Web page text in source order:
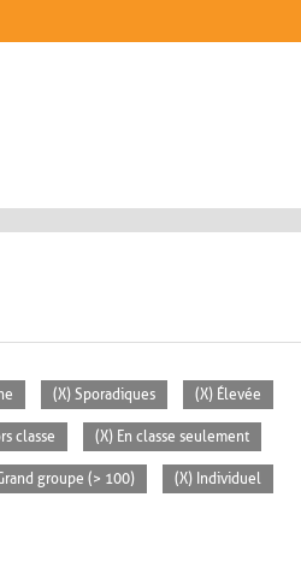
(X) Sporadiques (X) Élevée
classe (X) En classe seulement
groupe (> 100) (X) Individuel